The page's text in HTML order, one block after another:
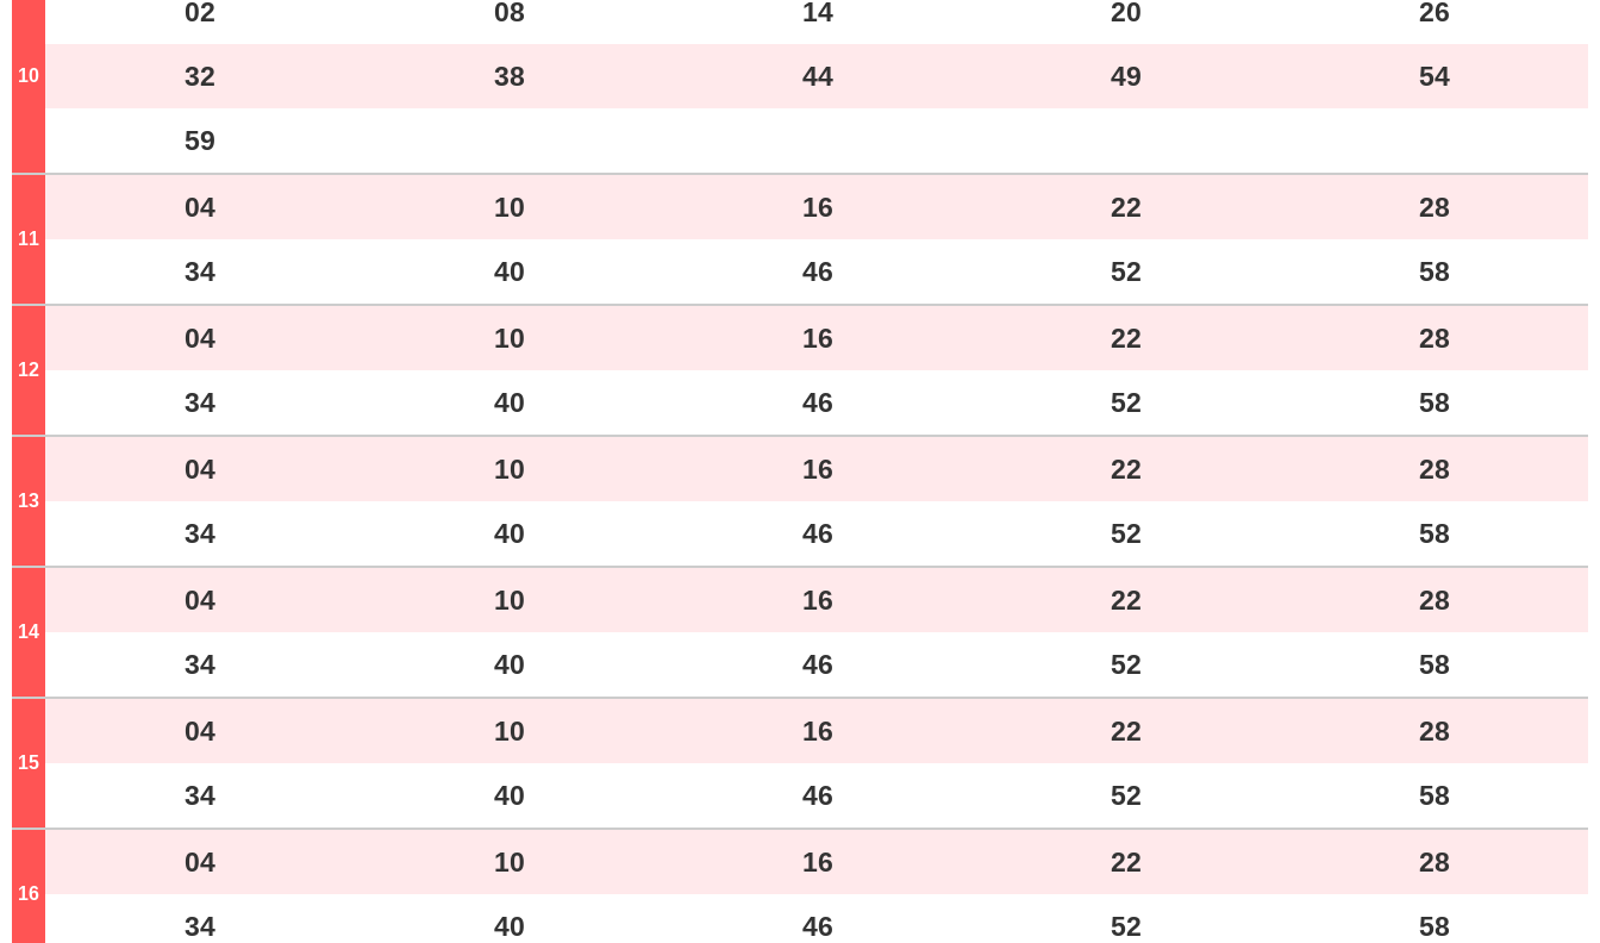
10
02 08 14 20 26
32 38 44 49 54
59
11
04 10 16 22 28
34 40 46 52 58
12
04 10 16 22 28
34 40 46 52 58
13
04 10 16 22 28
34 40 46 52 58
14
04 10 16 22 28
34 40 46 52 58
15
04 10 16 22 28
34 40 46 52 58
16
04 10 16 22 28
34 40 46 52 58